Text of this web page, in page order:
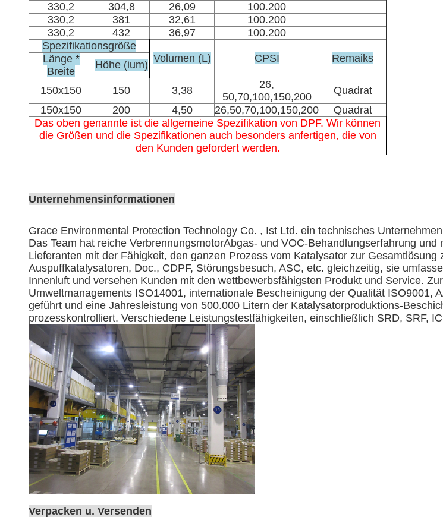
330,2
304,8 26,09
100.200
330,2
381 32,61
100.200
330,2
432 36,97
100.200
Spezifikationsgröße
Volumen (L)
CPSI Remaiks
Länge *
Breite
Höhe (ium)
150x150 150 3,38
26,
50,70,100,150,200
Quadrat
150x150
200 4,50 26,50,70,100,150,200
Quadrat
Das oben genannte ist die allgemeine Spezifikation von DPF. Wir können
die Größen und die Spezifikationen auch besonders anfertigen, die von
den Kunden gefordert werden.
Unternehmensinformationen
Grace Environmental Protection Technology Co. , Ist Ltd. ein technisches
Das Team hat reiche VerbrennungsmotorAbgas- und VOC-Behandlungserfahrung
Lieferanten mit der Fähigkeit, den ganzen Prozess vom Katalysator zur
Auspuffkatalysatoren, Doc., CDPF, Störungsbesuch, ASC, etc. gleichzeitig, sie
Innenluft und versehen Kunden mit den wettbewerbsfähigsten Produkt und Service.
Umweltmanagements ISO14001, internationale Bescheinigung der Qualität ISO9001,
geführt und eine Jahresleistung von 500.000 Litern der Katalysatorproduktions-
prozesskontrolliert. Verschiedene Leistungstestfähigkeiten, einschließlich SRD, SRF,
Verpacken u. Versenden